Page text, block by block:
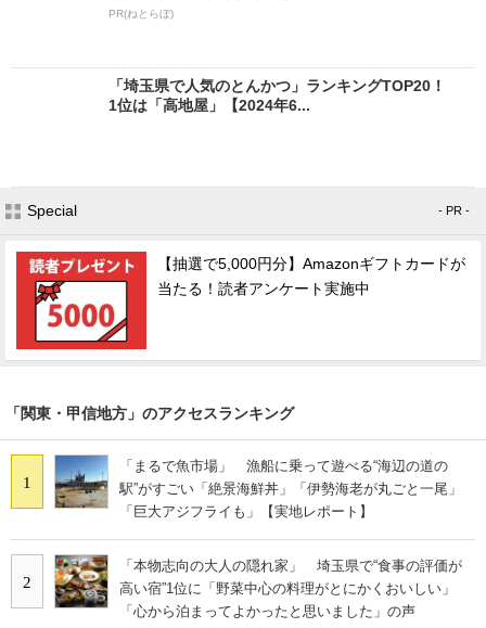
PR(ねとらぼ)
「埼玉県で人気のとんかつ」ランキングTOP20！
1位は「高地屋」【2024年6...
Special - PR -
【抽選で5,000円分】Amazonギフトカードが
当たる！読者アンケート実施中
「関東・甲信地方」のアクセスランキング
1
「まるで魚市場」 漁船に乗って遊べる“海辺の道の
駅”がすごい「絶景海鮮丼」「伊勢海老が丸ごと一尾」
「巨大アジフライも」【実地レポート】
2
「本物志向の大人の隠れ家」 埼玉県で“食事の評価が
高い宿”1位に「野菜中心の料理がとにかくおいしい」
「心から泊まってよかったと思いました」の声